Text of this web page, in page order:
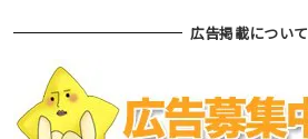
広告掲載について